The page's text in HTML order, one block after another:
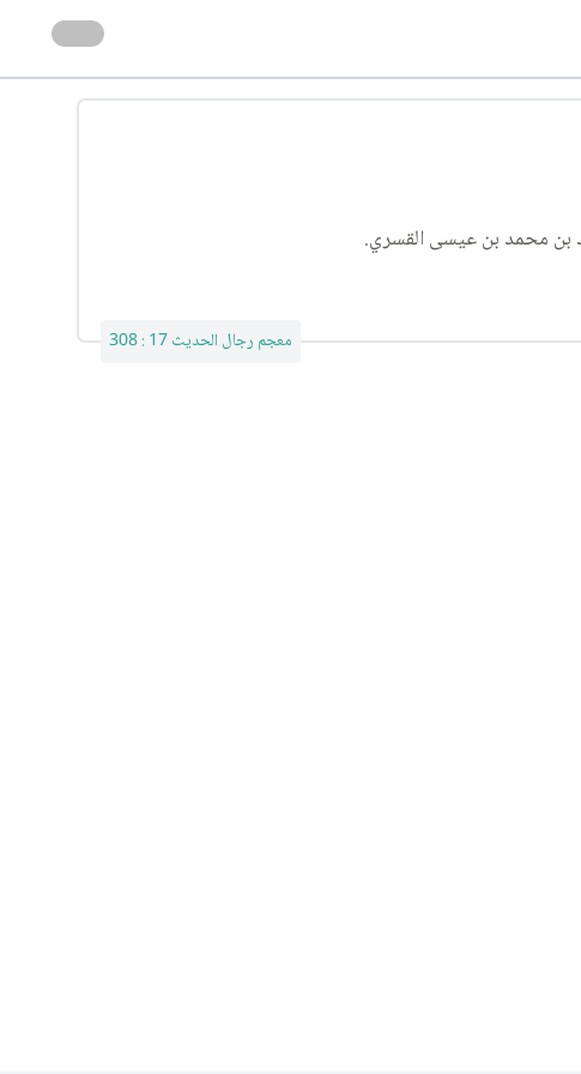
بن محمد بن عيسى القسري.
معجم رجال الحديث 17 : 308